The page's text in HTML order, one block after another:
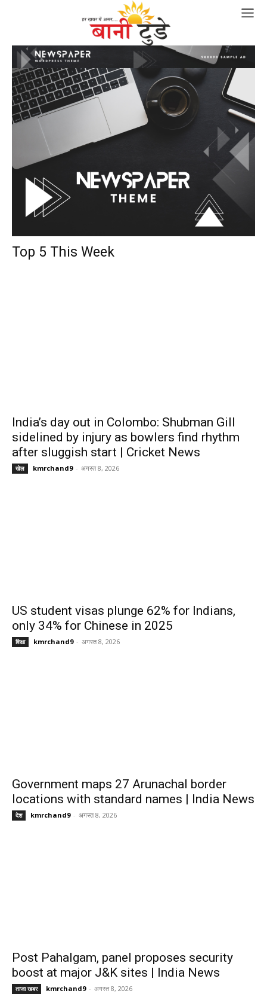
Top 5 This Week
India’s day out in Colombo: Shubman Gill
sidelined by injury as bowlers find rhythm
after sluggish start | Cricket News
खेल kmrchand9 - अगस्त 8, 2026
US student visas plunge 62% for Indians,
only 34% for Chinese in 2025
शिक्षा kmrchand9 - अगस्त 8, 2026
Government maps 27 Arunachal border
locations with standard names | India News
देश kmrchand9 - अगस्त 8, 2026
Post Pahalgam, panel proposes security
boost at major J&K sites | India News
ताजा खबर kmrchand9 - अगस्त 8, 2026